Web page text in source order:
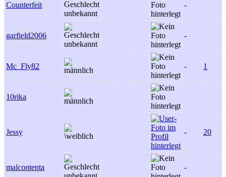
Counterfeit -
garfield2006 -
Mc_Fly82 - 1
10rika
Jessy - 20
malcontenta -